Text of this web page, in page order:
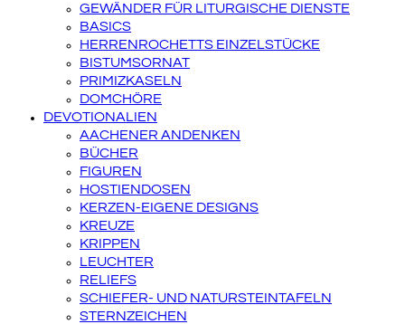
GEWÄNDER FÜR LITURGISCHE DIENSTE
BASICS
HERRENROCHETTS EINZELSTÜCKE
BISTUMSORNAT
PRIMIZKASELN
DOMCHÖRE
DEVOTIONALIEN
AACHENER ANDENKEN
BÜCHER
FIGUREN
HOSTIENDOSEN
KERZEN-EIGENE DESIGNS
KREUZE
KRIPPEN
LEUCHTER
RELIEFS
SCHIEFER- UND NATURSTEINTAFELN
STERNZEICHEN